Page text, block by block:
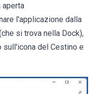
aperta
l'applicazione dalla
si trova nella Dock),
del Cestino e